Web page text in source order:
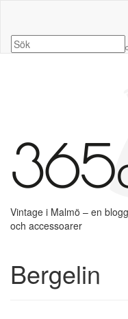
Vintage i Malmö – en
och accessoarer
Bergelin